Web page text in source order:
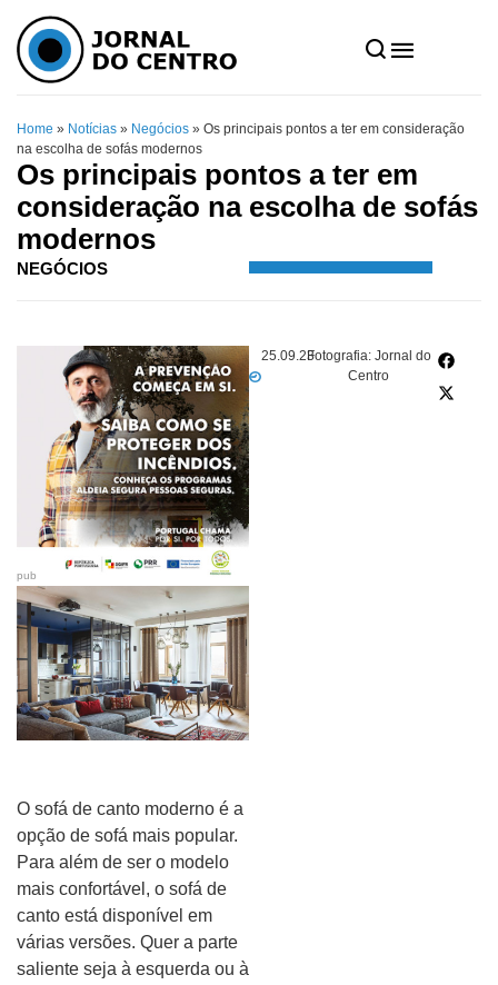
Home » Notícias » Negócios » Os principais pontos a ter em consideração
na escolha de sofás modernos
Os principais pontos a ter em
consideração na escolha de sofás
modernos
NEGÓCIOS
25.09.23Fotografia: Jornal do
Centro
pub
O sofá de canto moderno é a
opção de sofá mais popular.
Para além de ser o modelo
mais confortável, o sofá de
canto está disponível em
várias versões. Quer a parte
saliente seja à esquerda ou à